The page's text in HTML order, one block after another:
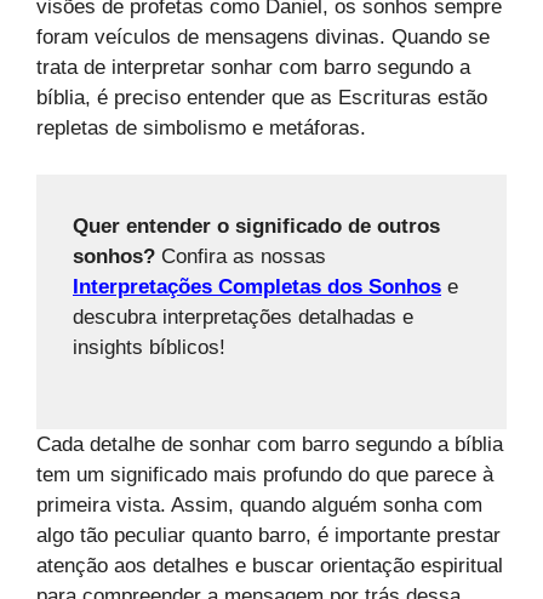
visões de profetas como Daniel, os sonhos sempre
foram veículos de mensagens divinas. Quando se
trata de interpretar sonhar com barro segundo a
bíblia, é preciso entender que as Escrituras estão
repletas de simbolismo e metáforas.
Quer entender o significado de outros
sonhos? Confira as nossas
Interpretações Completas dos Sonhos e
descubra interpretações detalhadas e
insights bíblicos!
Cada detalhe de sonhar com barro segundo a bíblia
tem um significado mais profundo do que parece à
primeira vista. Assim, quando alguém sonha com
algo tão peculiar quanto barro, é importante prestar
atenção aos detalhes e buscar orientação espiritual